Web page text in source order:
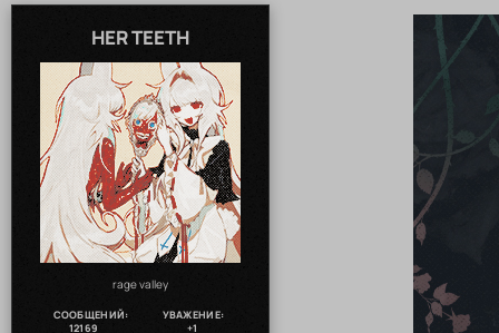
HER TEETH
rage valley
СООБЩЕНИЙ:
12169
УВАЖЕНИЕ:
+1